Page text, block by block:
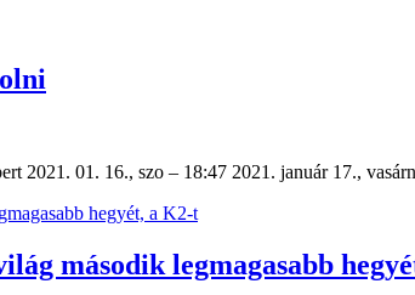
2021. 01. 16., szo – 18:47 2021. január 17.,
második legmagasabb